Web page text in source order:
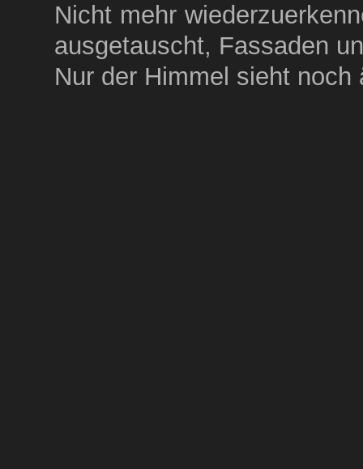
Nicht mehr
ausgetauscht, Fassaden
Nur der Himmel sieht noch